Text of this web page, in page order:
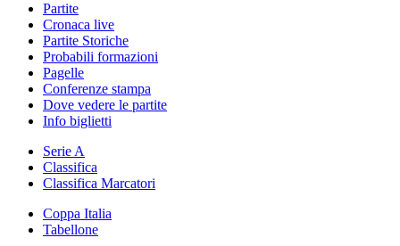
Partite
Cronaca live
Partite Storiche
Probabili formazioni
Pagelle
Conferenze stampa
Dove vedere le partite
Info biglietti
Serie A
Classifica
Classifica Marcatori
Coppa Italia
Tabellone